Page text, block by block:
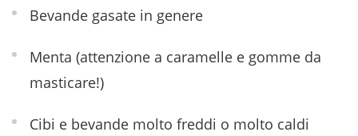
Bevande gasate in genere
Menta (attenzione a caramelle e gomme da
masticare!)
Cibi e bevande molto freddi o molto caldi